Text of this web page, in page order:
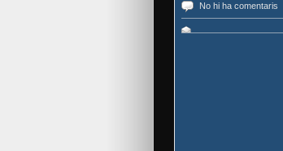
No hi ha comentaris